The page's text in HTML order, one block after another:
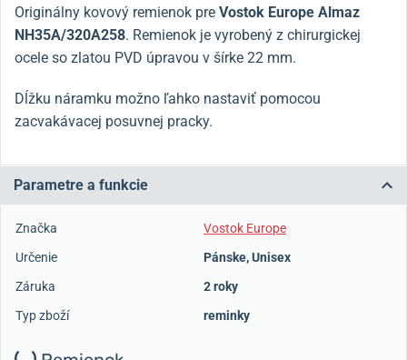
Originálny kovový remienok pre Vostok Europe Almaz
NH35A/320A258. Remienok je vyrobený z chirurgickej
ocele so zlatou PVD úpravou v šírke 22 mm.
Dĺžku náramku možno ľahko nastaviť pomocou
zacvakávacej posuvnej pracky.
Parametre a funkcie
Značka
Vostok Europe
Určenie
Pánske,Unisex
Záruka
2 roky
Typ zboží
reminky